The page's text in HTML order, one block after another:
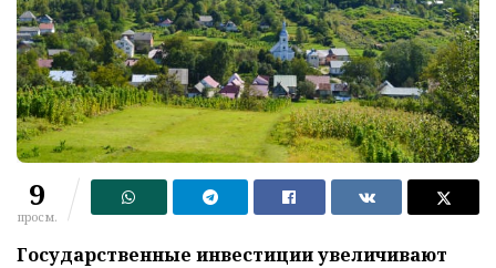
9
просм.
Государственные инвестиции увеличивают